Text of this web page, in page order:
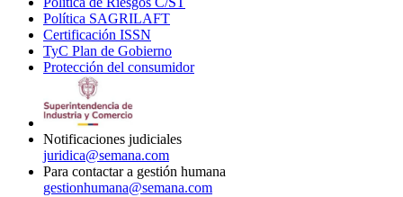
Política SAGRILAFT
new
window
Certificación ISSN
in
new
TyC Plan de Gobierno
in
Protección del consumidorOpens
Notificaciones judiciales
juridica@semana.com
Para contactar a gestión humana
gestionhumana@semana.com